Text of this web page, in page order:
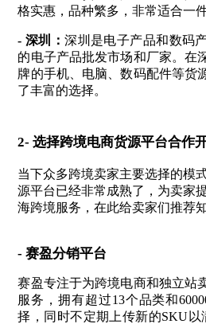
格实惠，品种繁多，非常适合一
- 深圳：深圳是电子产品和数码
的电子产品批发市场和厂家。在
牌的手机、电脑、数码配件等货
了丰富的选择。
2- 选择跨境电商货源平台合作
当下众多跨境卖家主要选择的模
源平台已经非常成熟了，为卖家
海跨境服务，在此给卖家们推荐
-赛盈分销平台
赛盈专注于为跨境电商和独立站
服务，拥有超过13个品类和
择，同时不定期上传新的SKU